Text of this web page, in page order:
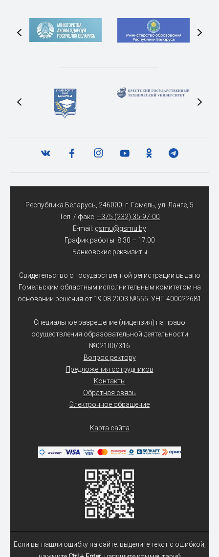
Республика Беларусь, 246000, г. Гомель, ул. Ланге, 5
Тел. / факс: +375 (232) 35-97-00
E-mail: gsmu@gsmu.by
График работы: 8:30 – 17:00
Банковские реквизиты
Свидетельство о государственной регистрации выдано
Гомельским областным исполнительным комитетом на
основании решения от 19.08.2003 №555. УНП 400022681
Специальное разрешение (лицензия) на право
осуществления образовательной деятельности
№02100/316
Вопрос ректору
Предложения сотрудников
Контакты
Обратная связь
Электронное обращение
Карта сайта
Если вы нашли ошибку на сайте: выделите текст с ошибкой,